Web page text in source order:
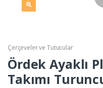
Çerçeveler ve Tutucular
Ördek Ayaklı
Takımı